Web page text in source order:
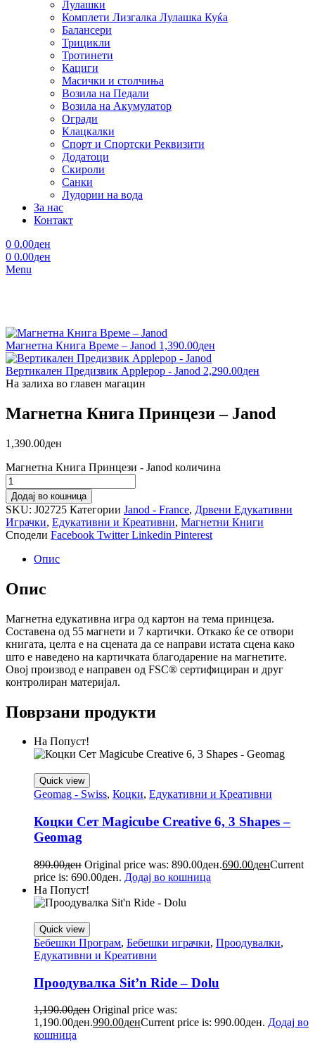
Лулашки
Комплети Лизгалка Лулашка Куќа
Балансери
Трицикли
Тротинети
Кациги
Mасички и столчиња
Возила на Педали
Возила на Акумулатор
Огради
Клацкалки
Спорт и Спортски Реквизити
Додатоци
Скироли
Санки
Лудории на вода
За нас
Контакт
0 0.00ден
0 0.00ден
Menu
Магнетна Книга Време – Janod 1,390.00ден
Вертикален Предизвик Applepop - Janod 2,290.00ден
На залиха во главен магацин
Магнетна Книга Принцези – Janod
1,390.00ден
Магнетна Книга Принцези - Janod количина
Додај во кошница
SKU: J02725 Категории Janod - France, Дрвени Едукативни
Играчки, Едукативни и Креативни, Магнетни Книги
Сподели Facebook Twitter Linkedin Pinterest
Опис
Опис
Магнетна едукативна игра од картон на тема принцеза.
Составена од 55 магнети и 7 картички. Откако ќе се отвори
книгата, целта е на сцената да се направи истата сцена како
што е наведено на картичката благодарение на магнетите.
Овој производ е направен од FSC® сертифициран и друг
контролиран материјал.
Поврзани продукти
На Попуст!
Quick view
Geomag - Swiss, Коцки, Едукативни и Креативни
Коцки Сет Magicube Creative 6, 3 Shapes –
Geomag
890.00ден Original price was: 890.00ден.690.00денCurrent
price is: 690.00ден. Додај во кошница
На Попуст!
Quick view
Бебешки Програм, Бебешки играчки, Проодувалки,
Едукативни и Креативни
Проодувалка Sit’n Ride – Dolu
1,190.00ден Original price was:
1,190.00ден.990.00денCurrent price is: 990.00ден. Додај во
кошница